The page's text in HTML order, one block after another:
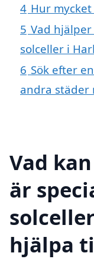
4 Hur
5 Vad
solceller i
6 Sök efter
andra städer
Vad
är
hjälpa